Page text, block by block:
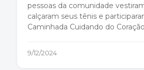
pessoas da comunidade
calçaram seus tênis e
Caminhada Cuidando do
9/12/2024